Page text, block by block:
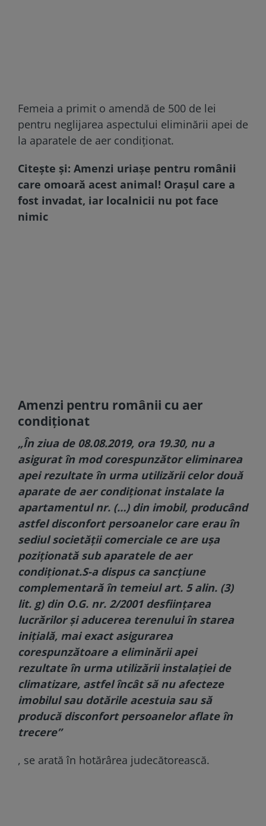
Femeia a primit o amendă de 500 de lei
pentru neglijarea aspectului eliminării apei de
la aparatele de aer condiționat.
Citește și: Amenzi uriașe pentru românii
care omoară acest animal! Orașul care a
fost invadat, iar localnicii nu pot face
nimic
Amenzi pentru românii cu aer
condiționat
„În ziua de 08.08.2019, ora 19.30, nu a
asigurat în mod corespunzător eliminarea
apei rezultate în urma utilizării celor două
aparate de aer condiționat instalate la
apartamentul nr. (…) din imobil, producând
astfel disconfort persoanelor care erau în
sediul societății comerciale ce are ușa
poziționată sub aparatele de aer
condiționat.S-a dispus ca sancțiune
complementară în temeiul art. 5 alin. (3)
lit. g) din O.G. nr. 2/2001 desființarea
lucrărilor și aducerea terenului în starea
inițială, mai exact asigurarea
corespunzătoare a eliminării apei
rezultate în urma utilizării instalației de
climatizare, astfel încât să nu afecteze
imobilul sau dotările acestuia sau să
producă disconfort persoanelor aflate în
trecere”
, se arată în hotărârea judecătorească.